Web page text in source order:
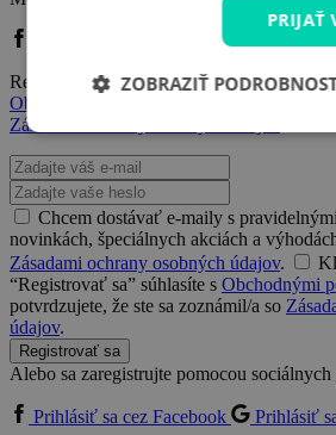
Prihlásiť sa cez Facebook
Prihlásiť
Registráciou prostredníctvom Facebooku či
Obchodnými podmienkami
a
Zásadami ochrany osobných údajov
Chcem dostávať e-maily s
novinkách, špeciálnych akciách a
Zásadami ochrany osobných údajov.
“Registrovať sa” súhlasíte s Obchodnými
potvrdzujete, že ste sa zoznámil/a so
údajov.
Registrovať sa
Alebo sa zaregistrujte pomocou sociálnych
Prihlásiť sa cez Facebook
Prihlásiť
PRIJAŤ
ZOBRAZIŤ